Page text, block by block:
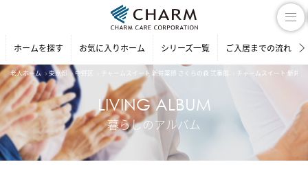
ホームを探す お気に入りホーム シリーズ一覧 ご入居までの流れ
老人ホーム 東京都 中野区 チャームスイート 新井薬師 さくらの森 弐番館 チャームスイート 新井
LIVING ALBUM
暮らしのアルバム